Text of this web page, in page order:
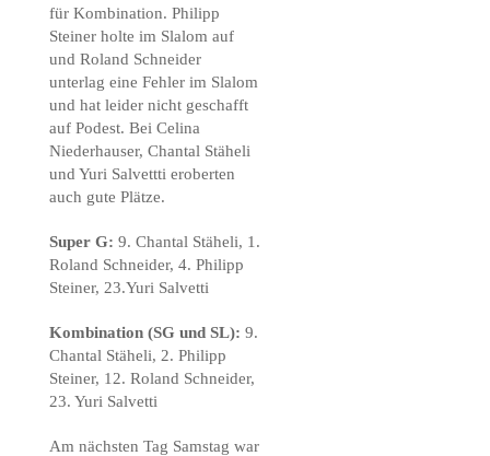
für Kombination. Philipp
Steiner holte im Slalom auf
und Roland Schneider
unterlag eine Fehler im Slalom
und hat leider nicht geschafft
auf Podest. Bei Celina
Niederhauser, Chantal Stäheli
und Yuri Salvettti eroberten
auch gute Plätze.
Super G: 9. Chantal Stäheli, 1.
Roland Schneider, 4. Philipp
Steiner, 23.Yuri Salvetti
Kombination (SG und SL): 9.
Chantal Stäheli, 2. Philipp
Steiner, 12. Roland Schneider,
23. Yuri Salvetti
Am nächsten Tag Samstag war